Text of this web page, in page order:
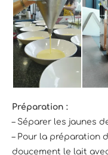
Préparation :
– Séparer les jaunes
– Pour la préparation
doucement le lait